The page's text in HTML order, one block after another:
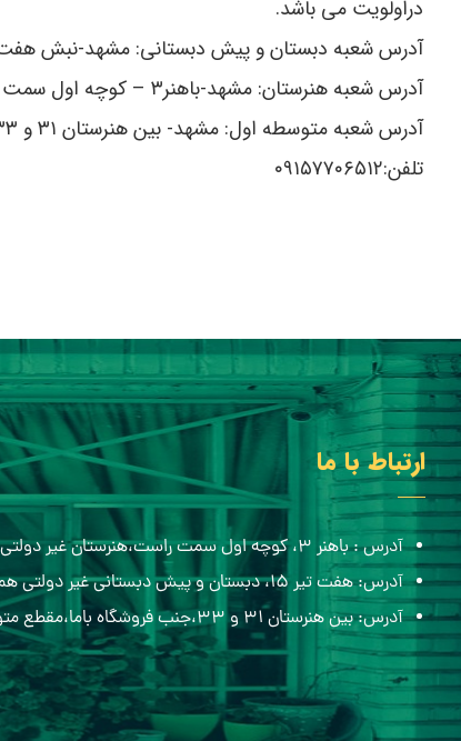
دراولویت می باشد.
آدرس شعبه دبستان و پیش دبستانی: مشهد-نبش هفت تیر ۱۸-
آدرس شعبه هنرستان: مشهد-باهنر۳ – کوچه اول سمت راست- تلفن:۰۵۱۳۸۸۴۸۴۳۶
تلفن:۰۹۱۵۷۷۰۶۵۱۲
ارتباط با ما
آدرس : باهنر ۳، کوچه اول سمت راست،هنرستان غیر دولتی هما تلفن:۰۵۱۳۸۸۴۸۴۳۶
آدرس: هفت تیر ۱۵، دبستان و پیش دبستانی غیر دولتی هما تلفن:۰۵۱۳۸۶۸۲۷۰۰
آدرس: بین هنرستان ۳۱ و ۳۳،جنب فروشگاه باما،مقطع متوسطه اول هما تلفن:۰۹۱۵۷۷۰۶۵۱۲